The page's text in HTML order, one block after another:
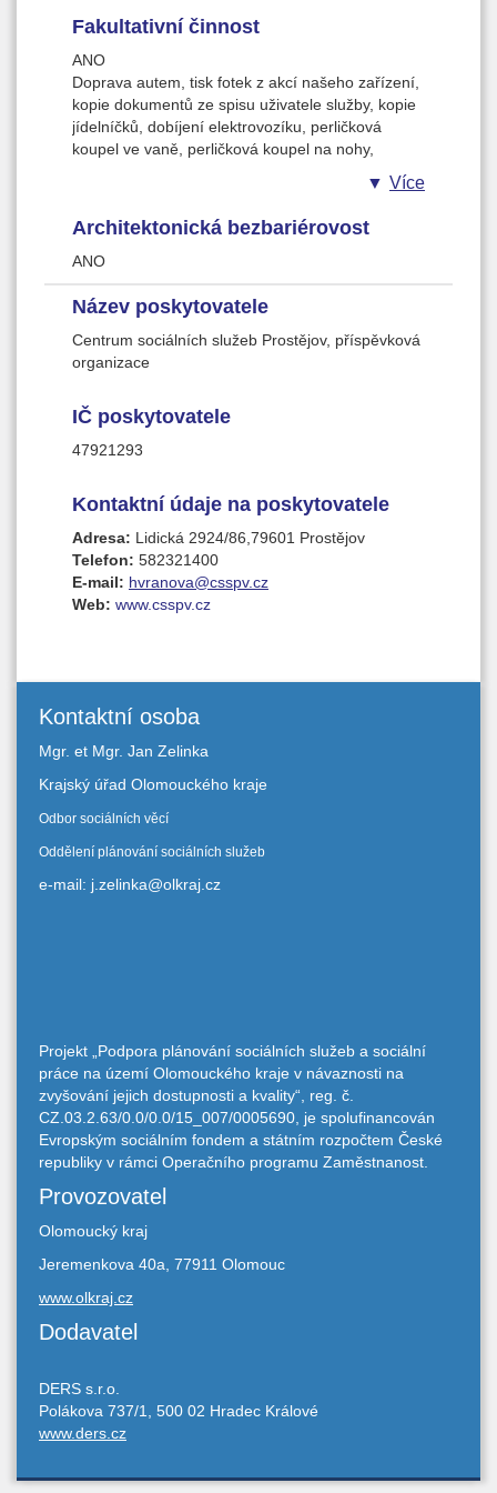
Fakultativní činnost
ANO
Doprava autem, tisk fotek z akcí našeho zařízení,
kopie dokumentů ze spisu uživatele služby, kopie
jídelníčků, dobíjení elektrovozíku, perličková
koupel ve vaně, perličková koupel na nohy,
Více
Architektonická bezbariérovost
ANO
Název poskytovatele
Centrum sociálních služeb Prostějov, příspěvková
organizace
IČ poskytovatele
47921293
Kontaktní údaje na poskytovatele
Adresa: Lidická 2924/86,79601 Prostějov
Telefon: 582321400
E-mail: hvranova@csspv.cz
Web: www.csspv.cz
Kontaktní osoba
Mgr. et Mgr. Jan Zelinka
Krajský úřad Olomouckého kraje
Odbor sociálních věcí
Oddělení plánování sociálních služeb
e-mail: j.zelinka@olkraj.cz
Projekt „Podpora plánování sociálních služeb a sociální
práce na území Olomouckého kraje v návaznosti na
zvyšování jejich dostupnosti a kvality“, reg. č.
CZ.03.2.63/0.0/0.0/15_007/0005690, je spolufinancován
Evropským sociálním fondem a státním rozpočtem České
republiky v rámci Operačního programu Zaměstnanost.
Provozovatel
Olomoucký kraj
Jeremenkova 40a, 77911 Olomouc
www.olkraj.cz
Dodavatel
DERS s.r.o.
Polákova 737/1, 500 02 Hradec Králové
www.ders.cz